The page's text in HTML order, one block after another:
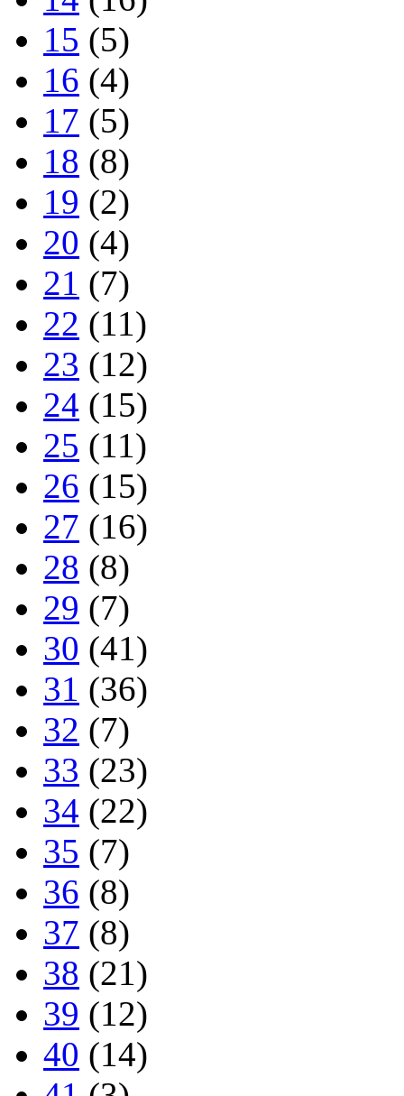
15 (5)
16 (4)
17 (5)
18 (8)
19 (2)
20 (4)
21 (7)
22 (11)
23 (12)
24 (15)
25 (11)
26 (15)
27 (16)
28 (8)
29 (7)
30 (41)
31 (36)
32 (7)
33 (23)
34 (22)
35 (7)
36 (8)
37 (8)
38 (21)
39 (12)
40 (14)